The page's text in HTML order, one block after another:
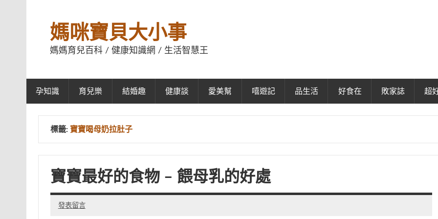
媽咪寶貝大小事
媽媽育兒百科 / 健康知識網 / 生活智慧王
孕知識 育兒樂 結婚趣 健康談 愛美幫 嘻遊記 品生活 好食在 敗家誌 超
標籤: 寶寶喝母奶拉肚子
寶寶最好的食物 – 餵母乳的好處
發表留言